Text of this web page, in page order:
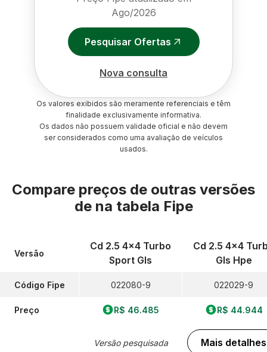
Ago/2026
Pesquisar Ofertas
Nova consulta
Os valores exibidos são meramente referenciais e têm
finalidade exclusivamente informativa.
Os dados não possuem validade oficial e não devem
ser considerados como uma avaliação de veículos
usados.
Compare preços de outras versões
de na tabela Fipe
Versão
Código Fipe
Preço
Cd 2.5 4x4 Turbo
Sport Gls
022080-9
R$ 46.485
Versão pesquisada
Cd 2.5 4x4
Gls Hpe
022029-9
R$ 44.944
Mais detalhes